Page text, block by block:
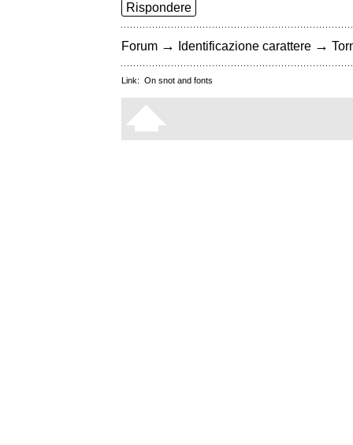
Rispondere
Forum → Identificazione carattere →
Link: On snot and fonts